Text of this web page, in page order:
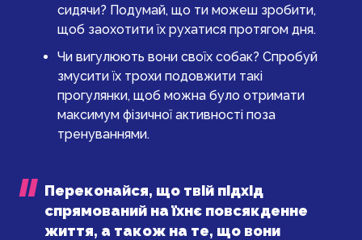
сидячи? Подумай, що ти можеш зробити,
щоб заохотити їх рухатися протягом дня.
Чи вигулюють вони своїх собак? Спробуй
змусити їх трохи подовжити такі
прогулянки, щоб можна було отримати
максимум фізичної активності поза
тренуваннями.
Переконайся, що твій підхід
спрямований на їхнє повсякденне
життя, а також на те, що вони